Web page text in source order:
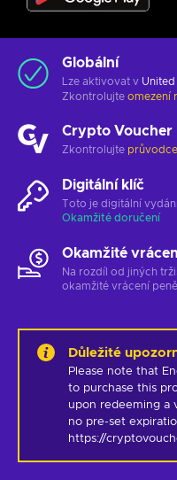
Globální
Lze aktivovat v
Zkontrolujte omezení
Crypto Voucher
Zkontrolujte
Digitální klíč
Toto je digitální
Okamžité doručení
Okamžité
Na rozdíl od jiných
okamžité vrácení
Důležité
Please note that
to purchase this
upon redeeming a
no pre-set
https://